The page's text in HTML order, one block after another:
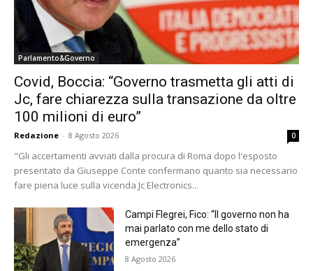
Parlamento&Governo
Covid, Boccia: “Governo trasmetta gli atti di
Jc, fare chiarezza sulla transazione da oltre
100 milioni di euro”
Redazione - 8 Agosto 2026 0
"Gli accertamenti avviati dalla procura di Roma dopo l'esposto
presentato da Giuseppe Conte confermano quanto sia necessario
fare piena luce sulla vicenda Jc Electronics...
Campi Flegrei, Fico: “Il governo non ha
mai parlato con me dello stato di
emergenza”
8 Agosto 2026